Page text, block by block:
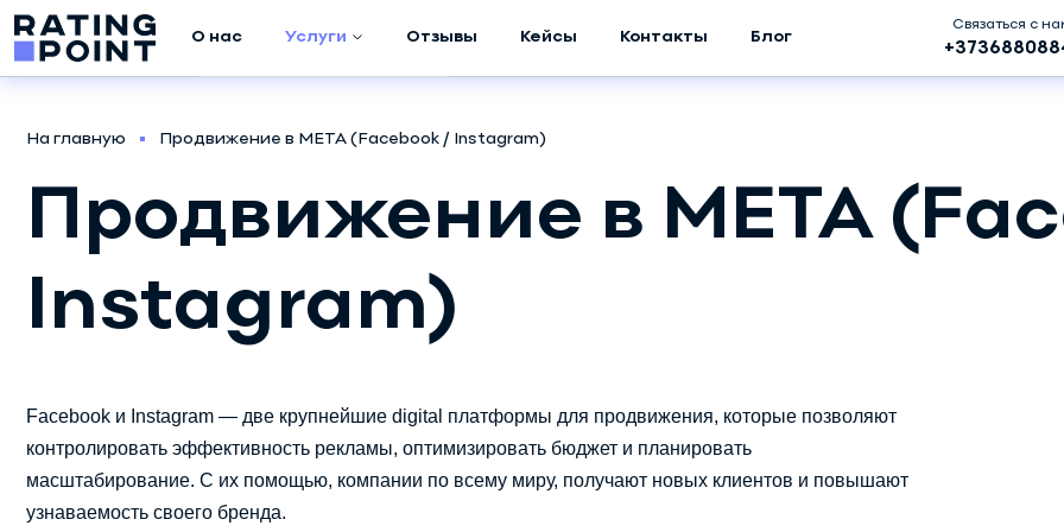
О нас Услуги
Instagram)
Создание
скриптов
Отзывы Кейсы Контакты Блог
Связаться с
На главную Продвижение в META (Facebook / Instagram)
Продвижение в META
Instagram)
Facebook и Instagram — две крупнейшие digital платформы для продвижения, которые позволяют
контролировать эффективность рекламы, оптимизировать бюджет и планировать
масштабирование. С их помощью, компании по всему миру, получают новых клиентов и повышают
узнаваемость своего бренда.